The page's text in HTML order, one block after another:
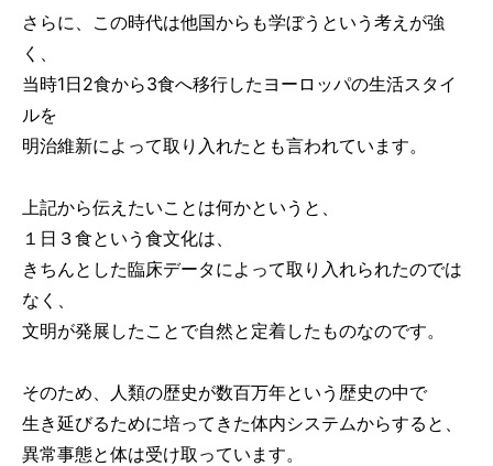
さらに、この時代は他国からも学ぼうという考えが強
く、
当時1日2食から3食へ移行したヨーロッパの生活スタイ
ルを
明治維新によって取り入れたとも言われています。
上記から伝えたいことは何かというと、
１日３食という食文化は、
きちんとした臨床データによって取り入れられたのでは
なく、
文明が発展したことで自然と定着したものなのです。
そのため、人類の歴史が数百万年という歴史の中で
生き延びるために培ってきた体内システムからすると、
異常事態と体は受け取っています。